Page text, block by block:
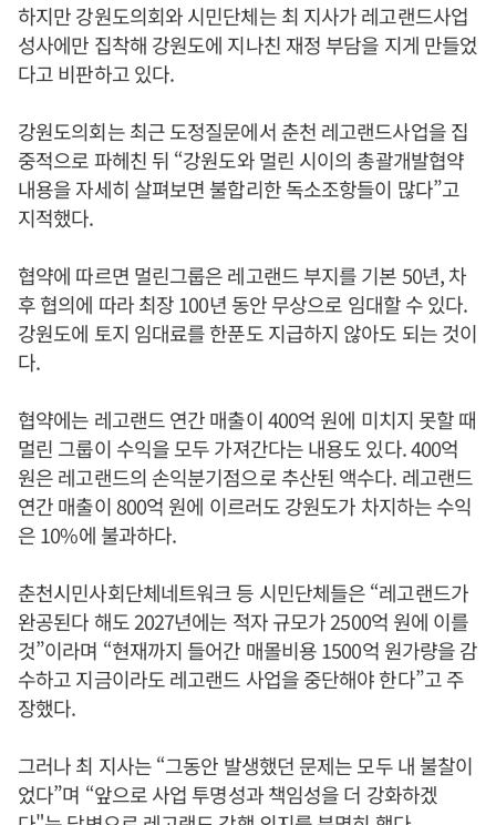
하지만 강원도의회와 시민단체는 최 지사가 레고랜드사업
성사에만 집착해 강원도에 지나친 재정 부담을 지게 만들었
다고 비판하고 있다.
강원도의회는 최근 도정질문에서 춘천 레고랜드사업을 집
중적으로 파헤친 뒤 “강원도와 멀린 시이의 총괄개발협약
내용을 자세히 살펴보면 불합리한 독소조항들이 많다”고
지적했다.
협약에 따르면 멀린그룹은 레고랜드 부지를 기본 50년, 차
후 협의에 따라 최장 100년 동안 무상으로 임대할 수 있다.
강원도에 토지 임대료를 한푼도 지급하지 않아도 되는 것이
다.
협약에는 레고랜드 연간 매출이 400억 원에 미치지 못할 때
멀린 그룹이 수익을 모두 가져간다는 내용도 있다. 400억
원은 레고랜드의 손익분기점으로 추산된 액수다. 레고랜드
연간 매출이 800억 원에 이르러도 강원도가 차지하는 수익
은 10%에 불과하다.
춘천시민사회단체네트워크 등 시민단체들은 “레고랜드가
완공된다 해도 2027년에는 적자 규모가 2500억 원에 이를
것”이라며 “현재까지 들어간 매몰비용 1500억 원가량을 감
수하고 지금이라도 레고랜드 사업을 중단해야 한다”고 주
장했다.
그러나 최 지사는 “그동안 발생했던 문제는 모두 내 불찰이
었다”며 “앞으로 사업 투명성과 책임성을 더 강화하겠